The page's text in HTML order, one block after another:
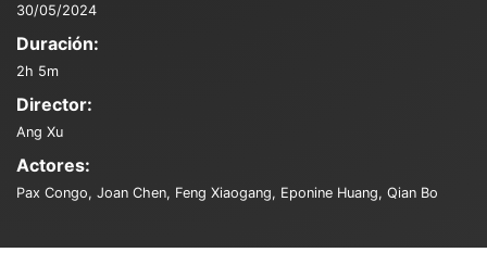
30/05/2024
Duración:
2h 5m
Director:
Ang Xu
Actores:
Pax Congo, Joan Chen, Feng Xiaogang, Eponine Huang, Qian Bo